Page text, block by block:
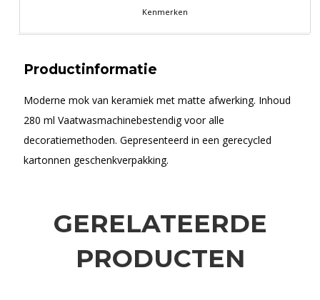
Kenmerken
Productinformatie
Moderne mok van keramiek met matte afwerking. Inhoud
280 ml Vaatwasmachinebestendig voor alle
decoratiemethoden. Gepresenteerd in een gerecycled
kartonnen geschenkverpakking.
GERELATEERDE
PRODUCTEN